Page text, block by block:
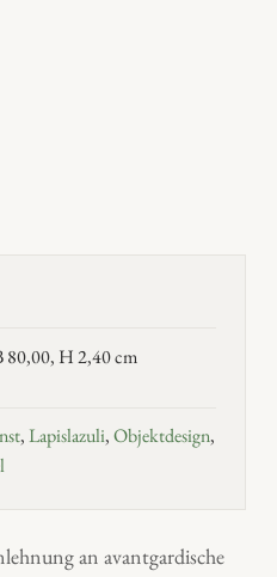
80,00, H 2,40 cm
,Lapislazuli,Objektdesign,
an avantgardische